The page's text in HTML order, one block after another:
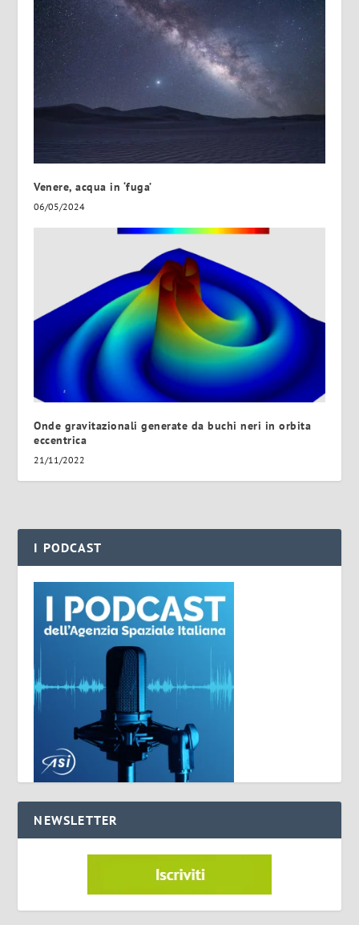
Venere, acqua in ‘fuga’
06/05/2024
Onde gravitazionali generate da buchi neri in orbita
eccentrica
21/11/2022
I PODCAST
NEWSLETTER